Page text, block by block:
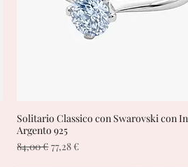
Vista rapida
Solitario Classico con Swarovski con
Argento 925
Prezzo regolare
84,00 €Prezzo scontato
77,28 €